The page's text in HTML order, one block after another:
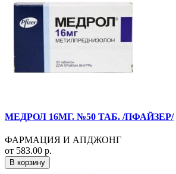
МЕДРОЛ 16МГ. №50 ТАБ. /ПФАЙЗЕР/
ФАРМАЦИЯ И АПДЖОНГ
от 583.00 р.
В корзину